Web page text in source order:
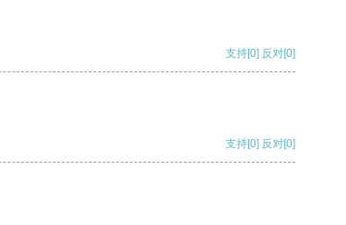
支持[0] 反对[0]
支持[0] 反对[0]